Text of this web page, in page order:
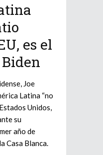
es el
Joe
Latina “no
Unidos,
su
año de
Casa Blanca.